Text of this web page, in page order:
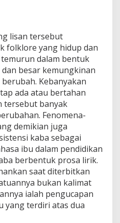
lisan tersebut
folklore yang hidup dan
dalam bentuk
besar kemungkinan
Kebanyakan
ada atau bertahan
tersebut banyak
Fenomena-
demikian juga
kaba sebagai
ibu dalam pendidikan
berbentuk prosa lirik.
saat diterbitkan
bukan kalimat
ialah pengucapan
yang terdiri atas dua